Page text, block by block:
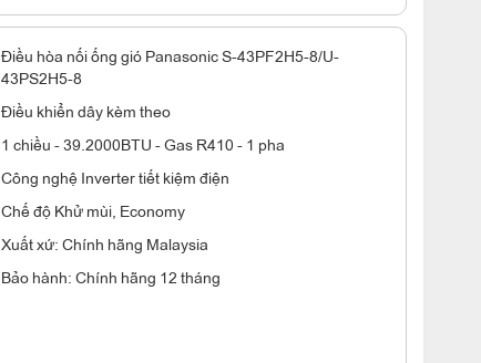
Điều hòa nối ống gió Panasonic S-43PF2H5-8/U-
43PS2H5-8
Điều khiển dây kèm theo
1 chiều - 39.2000BTU - Gas R410 - 1 pha
Công nghệ Inverter tiết kiệm điện
Chế độ Khử mùi, Economy
Xuất xứ: Chính hãng Malaysia
Bảo hành: Chính hãng 12 tháng